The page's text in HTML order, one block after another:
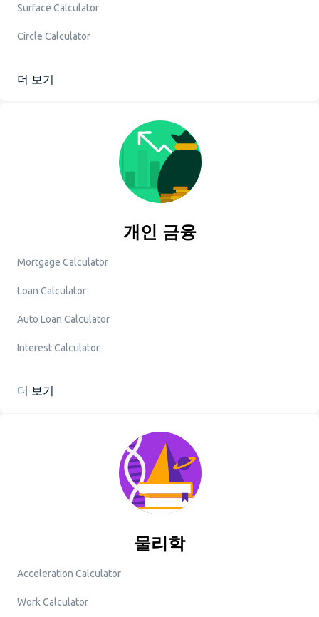
Surface Calculator
Circle Calculator
더 보기
개인 금융
Mortgage Calculator
Loan Calculator
Auto Loan Calculator
Interest Calculator
더 보기
물리학
Acceleration Calculator
Work Calculator